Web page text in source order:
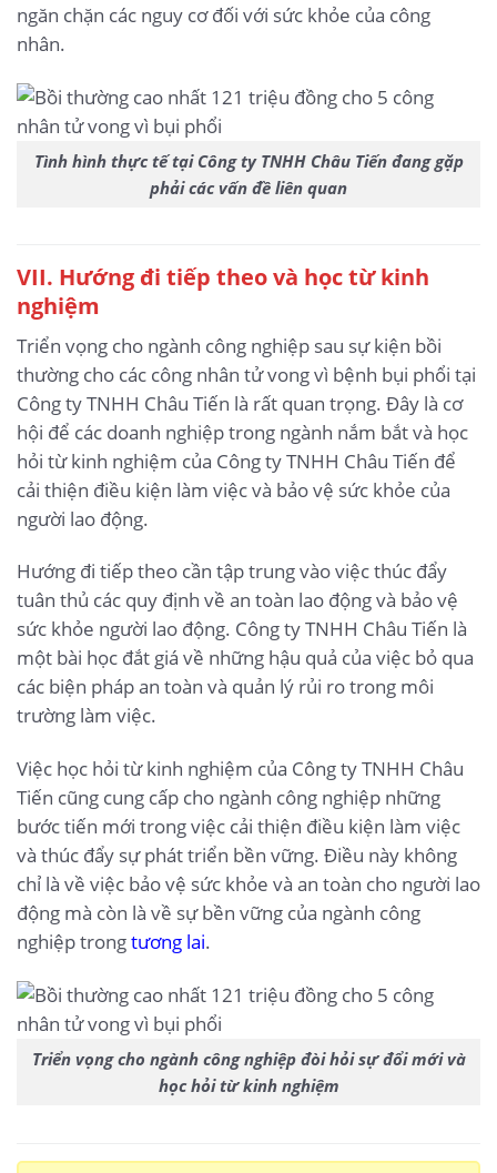
ngăn chặn các nguy cơ đối với sức khỏe của công
nhân.
Tình hình thực tế tại Công ty TNHH Châu Tiến đang gặp
phải các vấn đề liên quan
VII. Hướng đi tiếp theo và học từ kinh
nghiệm
Triển vọng cho ngành công nghiệp sau sự kiện bồi
thường cho các công nhân tử vong vì bệnh bụi phổi tại
Công ty TNHH Châu Tiến là rất quan trọng. Đây là cơ
hội để các doanh nghiệp trong ngành nắm bắt và học
hỏi từ kinh nghiệm của Công ty TNHH Châu Tiến để
cải thiện điều kiện làm việc và bảo vệ sức khỏe của
người lao động.
Hướng đi tiếp theo cần tập trung vào việc thúc đẩy
tuân thủ các quy định về an toàn lao động và bảo vệ
sức khỏe người lao động. Công ty TNHH Châu Tiến là
một bài học đắt giá về những hậu quả của việc bỏ qua
các biện pháp an toàn và quản lý rủi ro trong môi
trường làm việc.
Việc học hỏi từ kinh nghiệm của Công ty TNHH Châu
Tiến cũng cung cấp cho ngành công nghiệp những
bước tiến mới trong việc cải thiện điều kiện làm việc
và thúc đẩy sự phát triển bền vững. Điều này không
chỉ là về việc bảo vệ sức khỏe và an toàn cho người lao
động mà còn là về sự bền vững của ngành công
nghiệp trongtương lai.
Triển vọng cho ngành công nghiệp đòi hỏi sự đổi mới và
học hỏi từ kinh nghiệm